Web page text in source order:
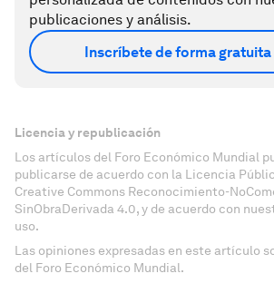
publicaciones y análisis.
Inscríbete de forma gratuita
Licencia y republicación
Los artículos del Foro Económico Mundial
publicarse de acuerdo con la Licencia
Creative Commons Reconocimiento-
SinObraDerivada 4.0, y de acuerdo con
uso.
Las opiniones expresadas en este artículo
del Foro Económico Mundial.